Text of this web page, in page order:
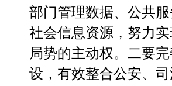
部门管理数据、公共
社会信息资源，努力
局势的主动权。二要
设，有效整合公安、